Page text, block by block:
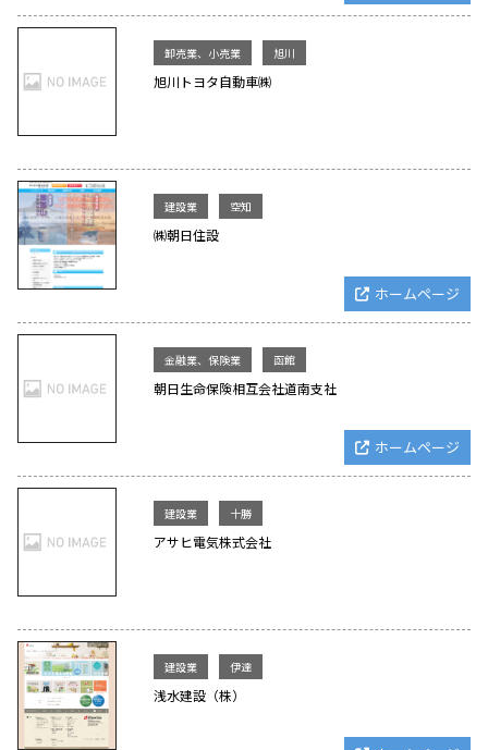
卸売業、小売業 旭川
旭川トヨタ自動車㈱
建設業 空知
㈱朝日住設
ホームページ
金融業、保険業 函館
朝日生命保険相互会社道南支社
ホームページ
建設業 十勝
アサヒ電気株式会社
建設業 伊達
浅水建設（株）